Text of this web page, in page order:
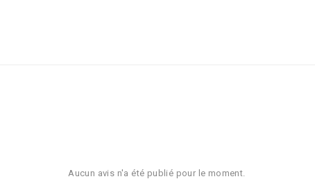
Aucun avis n'a été publié pour le moment.